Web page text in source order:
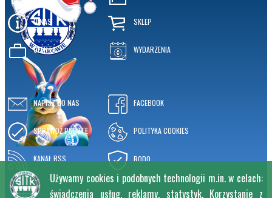
O NAS
OFERTA
SKLEP
WYDARZENIA
NAPISZ DO NAS
SPRAWDŹ POCZTĘ
KANAŁ RSS
FACEBOOK
POLITYKA COOKIES
RODO
Używamy cookies i podobnych technologii m.in. w celach:
świadczenia usług, reklamy, statystyk. Korzystanie z